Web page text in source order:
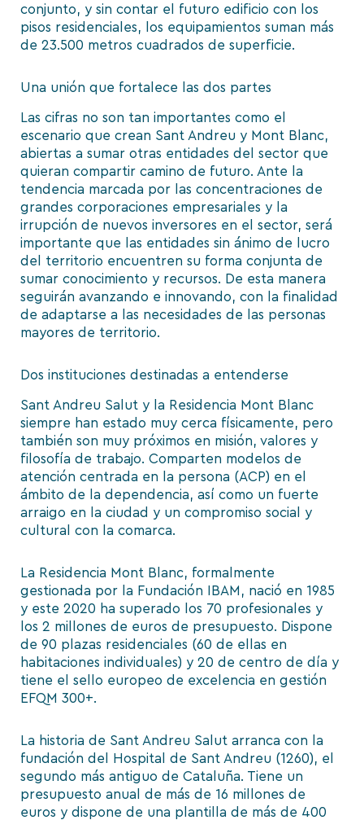
conjunto, y sin contar el futuro edificio con los
pisos residenciales, los equipamientos suman más
de 23.500 metros cuadrados de superficie.
Una unión que fortalece las dos partes
Las cifras no son tan importantes como el
escenario que crean Sant Andreu y Mont Blanc,
abiertas a sumar otras entidades del sector que
quieran compartir camino de futuro. Ante la
tendencia marcada por las concentraciones de
grandes corporaciones empresariales y la
irrupción de nuevos inversores en el sector, será
importante que las entidades sin ánimo de lucro
del territorio encuentren su forma conjunta de
sumar conocimiento y recursos. De esta manera
seguirán avanzando e innovando, con la finalidad
de adaptarse a las necesidades de las personas
mayores de territorio.
Dos instituciones destinadas a entenderse
Sant Andreu Salut y la Residencia Mont Blanc
siempre han estado muy cerca físicamente, pero
también son muy próximos en misión, valores y
filosofía de trabajo. Comparten modelos de
atención centrada en la persona (ACP) en el
ámbito de la dependencia, así como un fuerte
arraigo en la ciudad y un compromiso social y
cultural con la comarca.
La Residencia Mont Blanc, formalmente
gestionada por la Fundación IBAM, nació en 1985
y este 2020 ha superado los 70 profesionales y
los 2 millones de euros de presupuesto. Dispone
de 90 plazas residenciales (60 de ellas en
habitaciones individuales) y 20 de centro de día y
tiene el sello europeo de excelencia en gestión
EFQM 300+.
La historia de Sant Andreu Salut arranca con la
fundación del Hospital de Sant Andreu (1260), el
segundo más antiguo de Cataluña. Tiene un
presupuesto anual de más de 16 millones de
euros y dispone de una plantilla de más de 400